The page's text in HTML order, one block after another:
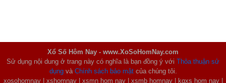
Xổ Số Hôm Nay - www.XoSoHomNay.com
Sử dụng nội dung ở trang này có nghĩa là bạn đồng ý với Thỏa thuận sử
dụngvà Chính sách bảo mậtcủa chúng tôi.
xosohomnay | xshomnay | xsmn hom nay | xsmb homnay | kqxs hom nay |